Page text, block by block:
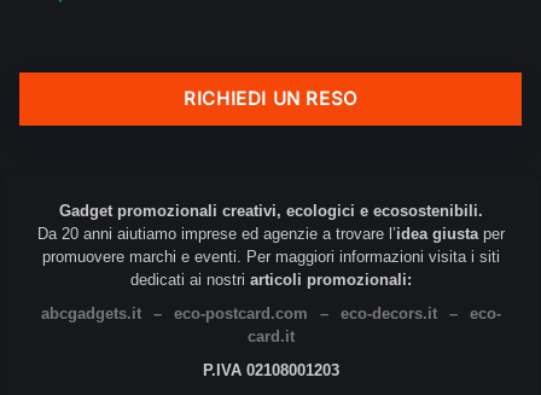
RICHIEDI UN RESO
Gadget promozionali creativi, ecologici e ecosostenibili.
Da 20 anni aiutiamo imprese ed agenzie a trovare l’idea giustaper
promuovere marchi e eventi. Per maggiori informazioni visita i siti
dedicati ai nostri articoli promozionali:
abcgadgets.it
– eco-postcard.com – eco-decors.it –
eco-
card.it
P.IVA 02108001203